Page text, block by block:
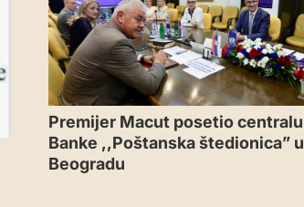
Premijer Macut posetio centralu
Banke ,,Poštanska štedionica” u
Beogradu